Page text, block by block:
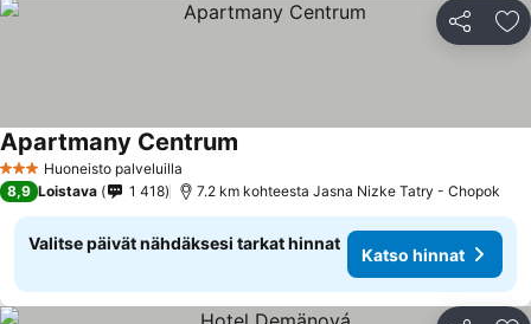
Jaa
3 Tähtiluokitus
Huoneisto palveluilla
Apartmany Centrum
8,9 Loistava 1 418 7.2 km kohteesta Jasna Nizke Tatry - Chopok
Valitse päivät nähdäksesi tarkat hinnat
Katso hinnat